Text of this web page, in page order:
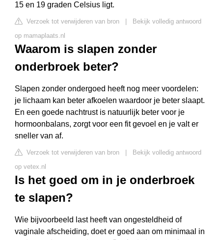
15 en 19 graden Celsius ligt.
Verzoek tot verwijderen van bron
Bekijk volledig antwoord
op mamaplaats.nl
Waarom is slapen zonder
onderbroek beter?
Slapen zonder ondergoed heeft nog meer voordelen:
je lichaam kan beter afkoelen waardoor je beter slaapt.
En een goede nachtrust is natuurlijk beter voor je
hormoonbalans, zorgt voor een fit gevoel en je valt er
sneller van af.
Verzoek tot verwijderen van bron
Bekijk volledig antwoord
op vetex.nl
Is het goed om in je onderbroek
te slapen?
Wie bijvoorbeeld last heeft van ongesteldheid of
vaginale afscheiding, doet er goed aan om minimaal in